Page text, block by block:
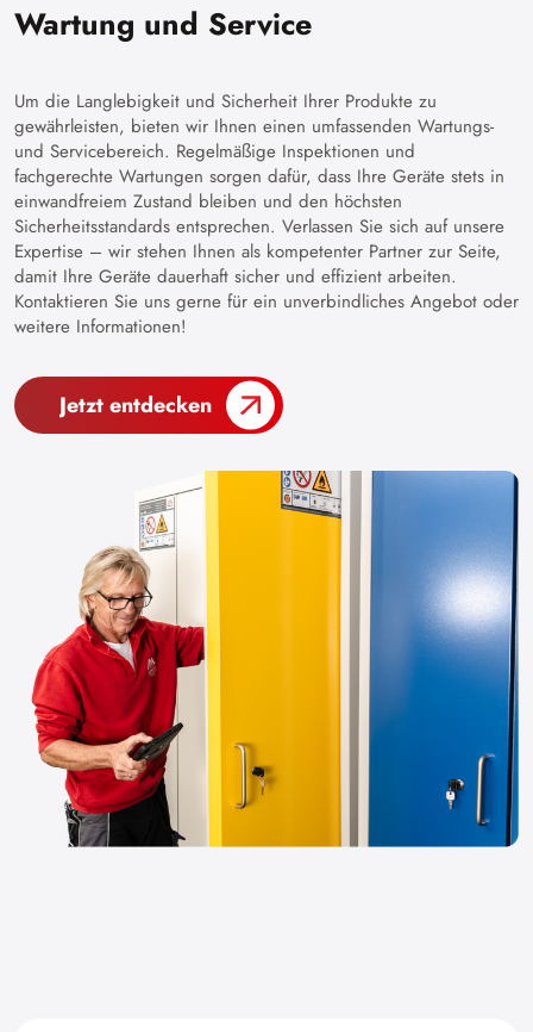
Wartung und Service
Um die Langlebigkeit und Sicherheit Ihrer Produkte zu
gewährleisten, bieten wir Ihnen einen umfassenden Wartungs-
und Servicebereich. Regelmäßige Inspektionen und
fachgerechte Wartungen sorgen dafür, dass Ihre Geräte stets in
einwandfreiem Zustand bleiben und den höchsten
Sicherheitsstandards entsprechen. Verlassen Sie sich auf unsere
Expertise – wir stehen Ihnen als kompetenter Partner zur Seite,
damit Ihre Geräte dauerhaft sicher und effizient arbeiten.
Kontaktieren Sie uns gerne für ein unverbindliches Angebot oder
weitere Informationen!
Jetzt entdecken